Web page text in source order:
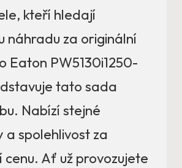
kteří hledají
náhradu za originální
Eaton PW5130i1250-
tato sada
Nabízí stejné
a spolehlivost za
cenu. Ať už provozujete